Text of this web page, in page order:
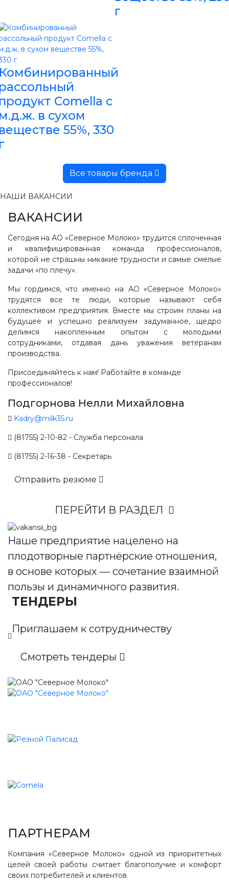
г
Comella с
в сухом
55%, 330
Все товары бренда
НАШИ ВАКАНСИИ
ВАКАНСИИ
Сегодня на АО «Северное Молоко» трудится сплоченная
и квалифицированная команда профессионалов,
которой не страшны никакие трудности и самые смелые
задачи «по плечу».
Мы гордимся, что именно на АО «Северное Молоко»
трудятся все те люди, которые называют себя
коллективом предприятия. Вместе мы строим планы на
будущее и успешно реализуем задуманное, щедро
делимся накопленным опытом с молодыми
сотрудниками, отдавая дань уважения ветеранам
производства.
Присоединяйтесь к нам! Работайте в команде
профессионалов!
Подгорнова Нелли Михайловна
Kadry@milk35.ru
(81755) 2-10-82 - Служба персонала
(81755) 2-16-38 - Секретарь
Отправить резюме
ПЕРЕЙТИ В РАЗДЕЛ
Наше предприятие нацелено на
плодотворные партнёрские отношения,
в основе которых — сочетание взаимной
пользы и динамичного развития.
ТЕНДЕРЫ
Приглашаем к сотрудничеству
Смотреть тендеры
ПАРТНЕРАМ
Компания «Северное Молоко» одной из приоритетных
целей своей работы считает благополучие и комфорт
своих потребителей и клиентов.